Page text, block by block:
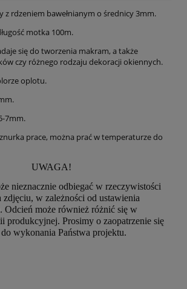
z rdzeniem bawełnianym o średnicy 3mm.
motka 100m.
się do tworzenia makram, a także
czy różnego rodzaju dekoracji okiennych.
oplotu.
7mm.
prace, można prać w temperaturze do
UWAGA!
nieznacznie odbiegać w rzeczywistości
zdjęciu, w zależności od ustawienia
Odcień może również różnić się w
produkcyjnej. Prosimy o zaopatrzenie się
wykonania Państwa projektu.